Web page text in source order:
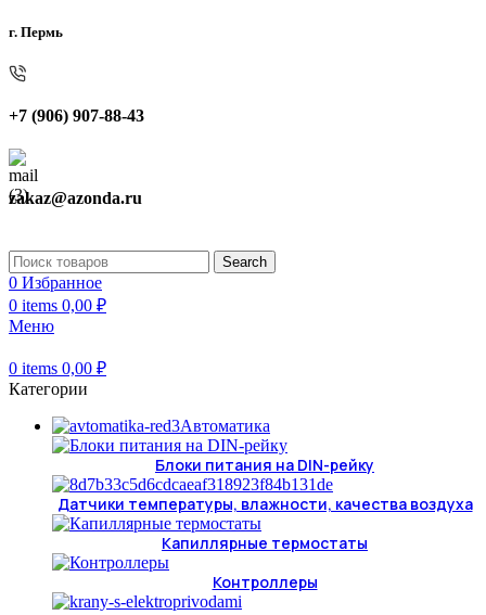
г. Пермь
+7 (906) 907-88-43
zakaz@azonda.ru
Search
0 Избранное
0 items 0,00 ₽
Меню
0 items 0,00 ₽
Категории
Автоматика
Блоки питания на DIN-рейку
Датчики температуры, влажности, качества воздуха
Капиллярные термостаты
Контроллеры